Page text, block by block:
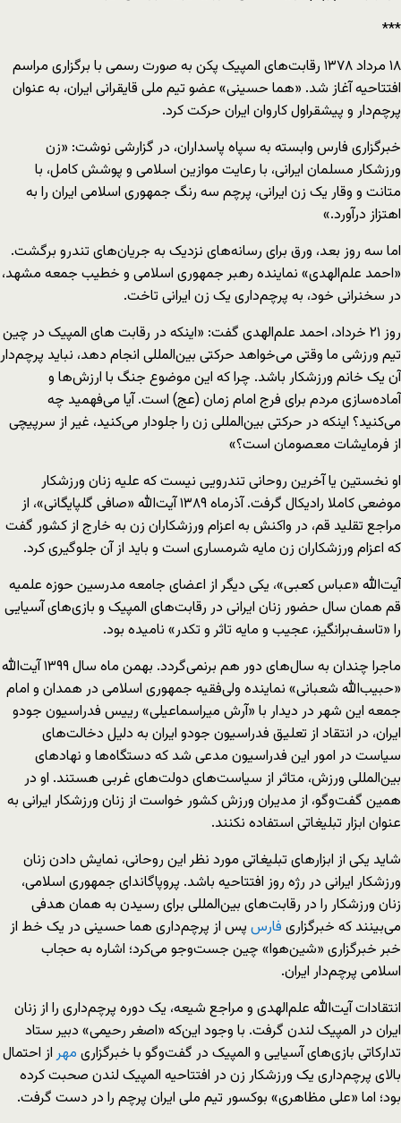
***
۱۸ مرداد ۱۳۷۸ رقابت‌های المپیک پکن به صورت رسمی با برگزاری مراسم
افتتاحیه آغاز شد. «هما حسینی» عضو تیم ملی قایقرانی ایران، به عنوان
پرچم‌دار و پیشقراول کاروان ایران حرکت کرد.
خبرگزاری فارس وابسته به سپاه پاسداران، در گزارشی نوشت: «زن
ورزشکار مسلمان ایرانی، با رعایت موازین اسلامی و پوشش کامل، با
متانت و وقار یک زن ایرانی، پرچم سه رنگ جمهوری اسلامی ایران را به
اهتزاز درآورد.»
اما سه روز بعد، ورق برای رسانه‌های نزدیک به جریان‌های تندرو برگشت.
«احمد علم‌الهدی» نماینده رهبر جمهوری اسلامی و خطیب جمعه مشهد،
در سخنرانی خود، به پرچم‌داری یک زن ایرانی تاخت.
روز ۲۱ خرداد، احمد علم‌الهدی گفت: «اینکه در رقابت های المپیک در چین
تیم ورزشی ما وقتی می‌خواهد حرکتی بین‌المللی انجام دهد، نباید پرچم‌دار
آن یک خانم ورزشکار باشد. چرا که این موضوع جنگ با ارزش‌ها و
آماده‌سازی مردم برای فرج امام زمان (عج) است. آیا می‌فهمید چه
می‌کنید؟ اینکه در حرکتی بین‌المللی زن را جلودار می‌کنید، غیر از سرپیچی
از فرمایشات معصومان است؟»
او نخستین یا آخرین روحانی تندرویی نیست که علیه زنان ورزشکار
موضعی کاملا رادیکال گرفت. آذرماه ۱۳۸۹ آیت‌الله «صافی گلپایگانی»، از
مراجع تقلید قم، در واکنش به اعزام ورزشکاران زن به خارج از کشور گفت
که اعزام ورزشکاران زن مایه شرمساری است و باید از آن جلوگیری کرد.
آیت‌الله «عباس کعبی»، یکی دیگر از اعضای جامعه مدرسین حوزه علمیه
قم همان سال حضور زنان ایرانی در رقابت‌های المپیک و بازی‌های آسیایی
را «تاسف‌برانگیز، عجیب و مایه تاثر و تکدر» نامیده بود.
ماجرا چندان به سال‌های دور هم برنمی‌گردد. بهمن ماه سال ۱۳۹۹ آیت‌الله
«حبیب‌الله شعبانی» نماینده ولی‌فقیه جمهوری اسلامی در همدان و امام
جمعه این شهر در دیدار با «آرش میراسماعیلی» رییس فدراسیون جودو
ایران، در انتقاد از تعلیق فدراسیون جودو ایران به دلیل دخالت‌های
سیاست در امور این فدراسیون مدعی شد که دستگاه‌ها و نهادهای
بین‌المللی ورزش، متاثر از سیاست‌های دولت‌های غربی هستند. او در
همین گفت‌وگو، از مدیران ورزش کشور خواست از زنان ورزشکار ایرانی به
عنوان ابزار تبلیغاتی استفاده نکنند.
شاید یکی از ابزارهای تبلیغاتی مورد نظر این روحانی، نمایش دادن زنان
ورزشکار ایرانی در رژه روز افتتاحیه باشد. پروپاگاندای جمهوری اسلامی،
زنان ورزشکار را در رقابت‌های بین‌المللی برای رسیدن به همان هدفی
می‌بینند که خبرگزاری فارس پس از پرچم‌داری هما حسینی در یک خط از
خبر خبرگزاری «شین‌هوا» چین جست‌وجو می‌کرد؛ اشاره به حجاب
اسلامی پرچم‌دار ایران.
انتقادات آیت‌الله علم‌الهدی و مراجع شیعه، یک دوره پرچم‌داری را از زنان
ایران در المپیک لندن گرفت. با وجود این‌که «اصغر رحیمی» دبیر ستاد
تدارکاتی بازی‌های آسیایی و المپیک در گفت‌وگو با خبرگزاری مهراز احتمال
بالای پرچم‌داری یک ورزشکار زن در افتتاحیه المپیک لندن صحبت کرده
بود؛ اما «علی مظاهری» بوکسور تیم ملی ایران پرچم را در دست گرفت.